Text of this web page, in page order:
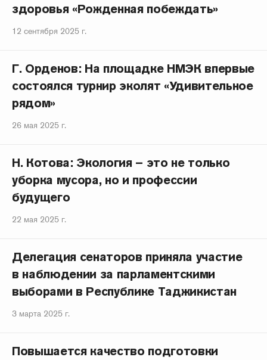
здоровья «Рожденная побеждать»
12 сентября 2025 г.
Г. Орденов: На площадке НМЭК впервые
состоялся турнир эколят «Удивительное
рядом»
26 мая 2025 г.
Н. Котова: Экология – это не только
уборка мусора, но и профессии
будущего
22 мая 2025 г.
Делегация сенаторов приняла участие
в наблюдении за парламентскими
выборами в Республике Таджикистан
3 марта 2025 г.
Повышается качество подготовки